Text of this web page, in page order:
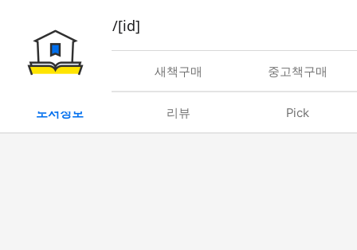
book/rent/[id]
대여 새책구매 중고책구매
도서정보 리뷰 Pick